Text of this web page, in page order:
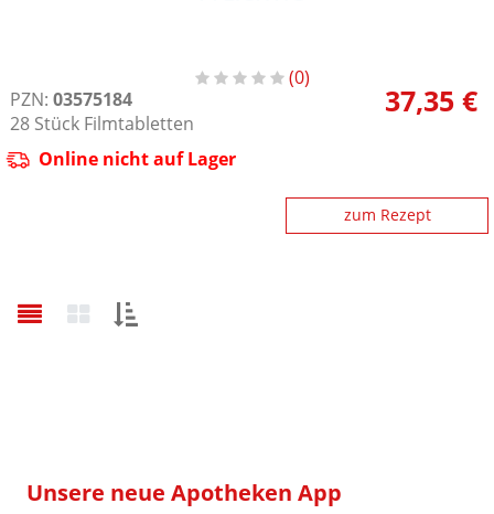
0
PZN: 03575184
28 Stück Filmtabletten
37,35 €
Online nicht auf Lager
zum Rezept
Unsere neue Apotheken App